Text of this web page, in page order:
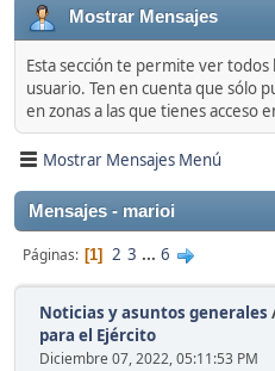
Mostrar Mensajes
Esta sección te permite ver
usuario. Ten en cuenta que sólo
en zonas a las que tienes acceso
Mostrar Mensajes Menú
Mensajes - marioi
Páginas 1 2 3 ... 6
Noticias y asuntos generales
para el Ejército
Diciembre 07, 2022, 05:11:53 PM